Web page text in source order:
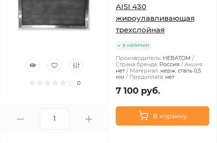
0
AISI 430
жироулавливающая
трехслойная
в наличии
Производитель: НЕВАТОМ
Страна бренда: Россия
Акция:
нет
Материал: нерж. сталь 0,5
мм
Предоплата: нет
7 100 руб.
В корзину